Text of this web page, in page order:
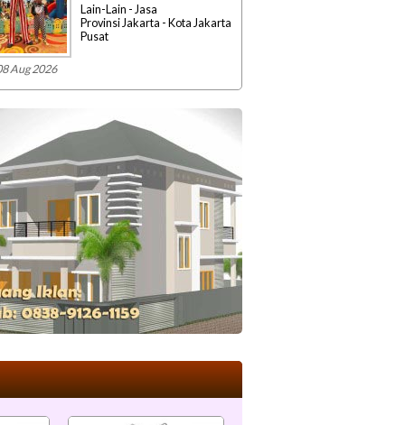
Aug 2026
Lain-Lain - Jasa
Provinsi Jakarta - Kota Jakarta
Pusat